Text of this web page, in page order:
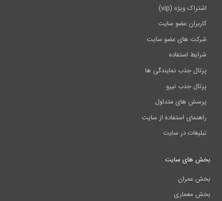
اشتراک ویژه (vip)
کاربران عضو سایت
شرکت های عضو سایت
شرایط استفاده
پرتال جذب نمایندگی ها
پرتال جذب نیرو
پرسش های متداول
راهنمای استفاده از سایت
تبلیغات در سایت
بخش های سایت
بخش عمران
بخش معماری